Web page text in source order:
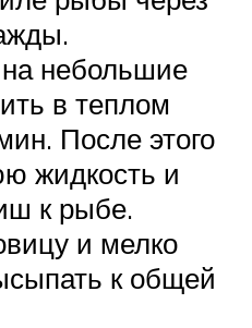
небольшие
в теплом
После этого
жидкость и
к рыбе.
и мелко
к общей